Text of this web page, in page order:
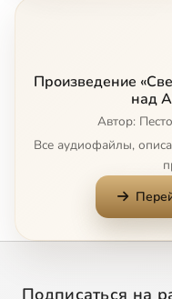
Лаодикийская
11 Послесловие к
Престол,
Агнец как бы
Произведение
над
Автор:
Все аудиофайлы,
Подписаться на